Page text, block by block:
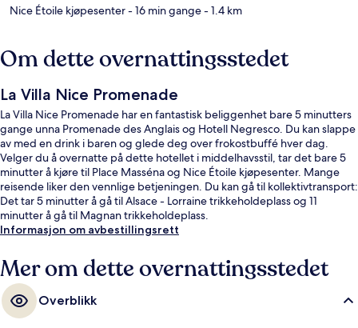
Nice Étoile kjøpesenter- 16 min gange- 1.4 km
Om dette overnattingsstedet
La Villa Nice Promenade
La Villa Nice Promenade har en fantastisk beliggenhet bare 5 minutters
gange unna Promenade des Anglais og Hotell Negresco. Du kan slappe
av med en drink i baren og glede deg over frokostbuffé hver dag.
Velger du å overnatte på dette hotellet i middelhavsstil, tar det bare 5
minutter å kjøre til Place Masséna og Nice Étoile kjøpesenter. Mange
reisende liker den vennlige betjeningen. Du kan gå til kollektivtransport:
Det tar 5 minutter å gå til Alsace - Lorraine trikkeholdeplass og 11
minutter å gå til Magnan trikkeholdeplass.
Informasjon om avbestillingsrett
Mer om dette overnattingsstedet
Overblikk